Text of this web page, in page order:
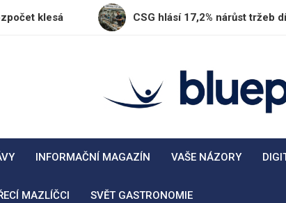
CSG hlásí 17,2% nárůst tržeb díky výrobě
BluePress.cz
INFORMAČNÍ MAGAZÍN VAŠE NÁZORY
MAZLÍČCI SVĚT GASTRONOMIE